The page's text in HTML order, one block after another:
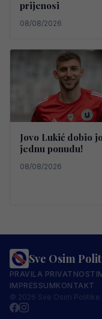
prijenosi
08/08/2026
Jovo Lukić dobio
jednu ponudu!
08/08/2026
Sve Osim
PRAVILA PRIVATNOSTI
IMPRESSUMKONTAKT
© 2026 Sve Osim Politike.